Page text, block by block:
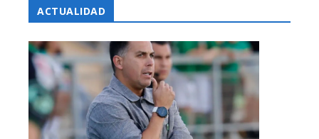
ACTUALIDAD